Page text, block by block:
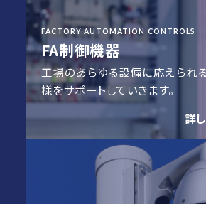
FACTORY AUTOMATION CONTROLS
FA制御機器
工場のあらゆる設備に応えられ
様をサポートしていきます。
詳